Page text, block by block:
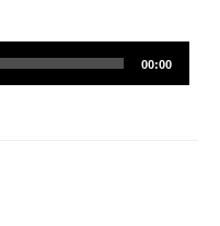
00:00